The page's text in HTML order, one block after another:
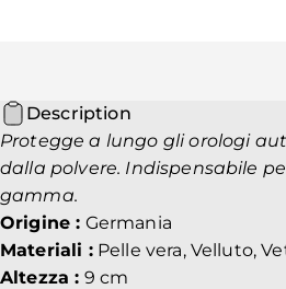
Description
Protegge a lungo gli orologi
dalla polvere. Indispensabile
gamma.
Origine : Germania
Materiali :Pelle vera, Velluto,
Altezza : 9 cm